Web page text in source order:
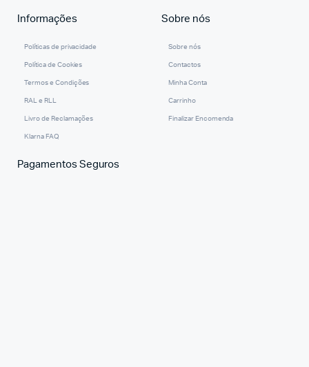
Informações
Políticas de privacidade
Política de Cookies
Termos e Condições
RAL e RLL
Livro de Reclamações
Klarna FAQ
Sobre nós
Sobre nós
Contactos
Minha Conta
Carrinho
Finalizar Encomenda
Pagamentos Seguros